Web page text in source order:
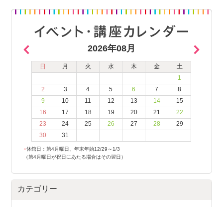
2026年08月
日 月 火 水 木 金
土
1
2
3 4 5 6 7
8
9
10 11 12 13 14
15
16
17 18 19 20 21
22
23
24 25 26 27 28
29
30
31
●休館日：第4月曜日、年末年始12/29～1/3
（第4月曜日が祝日にあたる場合はその翌日）
カテゴリー